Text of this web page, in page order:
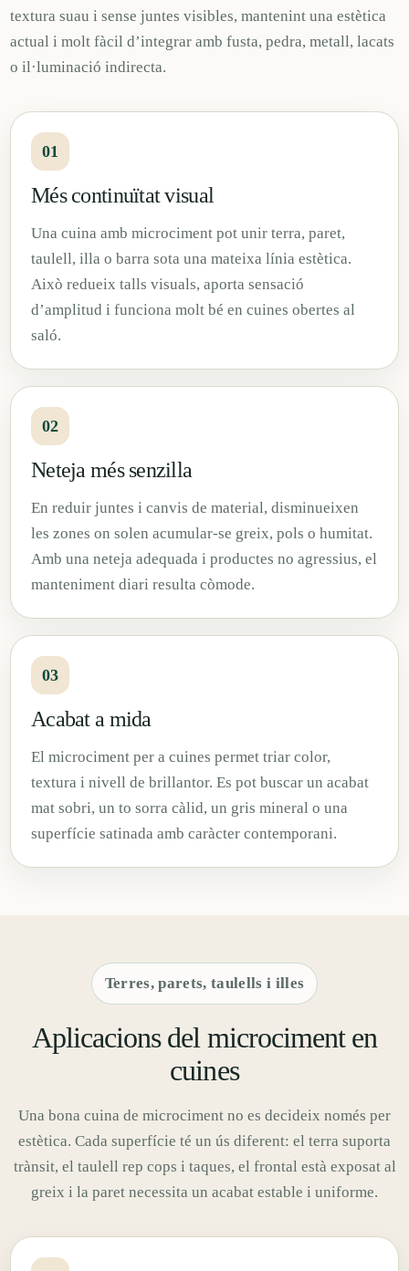
textura suau i sense juntes visibles, mantenint una estètica
actual i molt fàcil d’integrar amb fusta, pedra, metall, lacats
o il·luminació indirecta.
01
Més continuïtat visual
Una cuina amb microciment pot unir terra, paret,
taulell, illa o barra sota una mateixa línia estètica.
Això redueix talls visuals, aporta sensació
d’amplitud i funciona molt bé en cuines obertes al
saló.
02
Neteja més senzilla
En reduir juntes i canvis de material, disminueixen
les zones on solen acumular-se greix, pols o humitat.
Amb una neteja adequada i productes no agressius, el
manteniment diari resulta còmode.
03
Acabat a mida
El microciment per a cuines permet triar color,
textura i nivell de brillantor. Es pot buscar un acabat
mat sobri, un to sorra càlid, un gris mineral o una
superfície satinada amb caràcter contemporani.
Terres, parets, taulells i illes
Aplicacions del microciment en
cuines
Una bona cuina de microciment no es decideix només per
estètica. Cada superfície té un ús diferent: el terra suporta
trànsit, el taulell rep cops i taques, el frontal està exposat al
greix i la paret necessita un acabat estable i uniforme.